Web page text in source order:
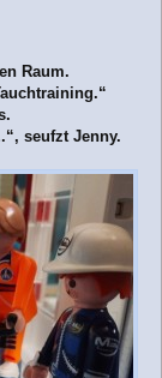
Raum.
seufzt Jenny.